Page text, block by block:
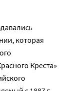
которая
Креста»